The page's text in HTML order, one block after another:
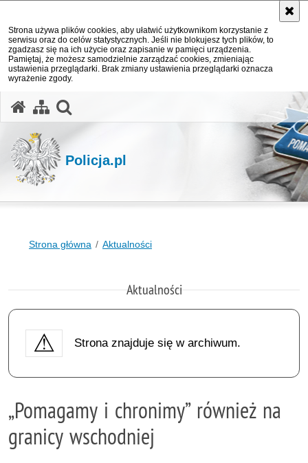
Strona używa plików cookies, aby ułatwić użytkownikom korzystanie z
serwisu oraz do celów statystycznych. Jeśli nie blokujesz tych plików, to
zgadzasz się na ich użycie oraz zapisanie w pamięci urządzenia.
Pamiętaj, że możesz samodzielnie zarządzać cookies, zmieniając
ustawienia przeglądarki. Brak zmiany ustawienia przeglądarki oznacza
wyrażenie zgody.
Policja.pl
Strona główna Aktualności
Aktualności
Strona znajduje się w archiwum.
„Pomagamy i chronimy” również na
granicy wschodniej